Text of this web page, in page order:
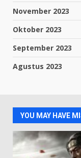
November 2023
Oktober 2023
September 2023
Agustus 2023
YOU MAY HAVE